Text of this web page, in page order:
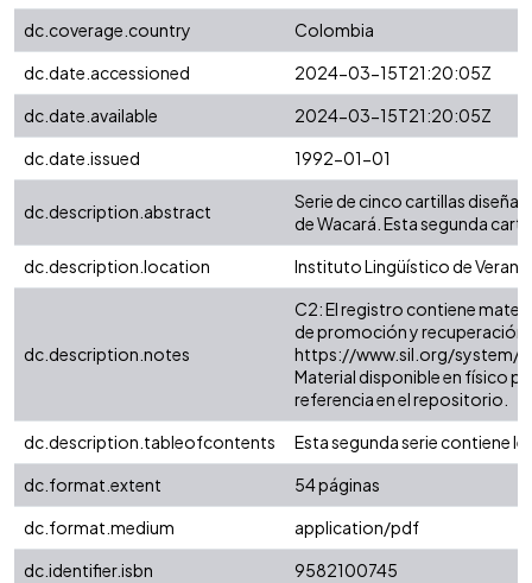
dc.coverage.country
Colombia
dc.date.accessioned
2024-03-15T21:20:05Z
dc.date.available
2024-03-15T21:20:05Z
dc.date.issued
1992-01-01
dc.description.abstract
Serie de cinco cartillas
de Wacará. Esta segunda
dc.description.location
Instituto Lingüístico de Verano
dc.description.notes
C2: El registro contiene
de promoción y recuperación
https://www.sil.org/system/
Material disponible en físico
referencia en el repositorio.
dc.description.tableofcontents
Esta segunda serie contiene
dc.format.extent
54 páginas
dc.format.medium
application/pdf
dc.identifier.isbn
9582100745